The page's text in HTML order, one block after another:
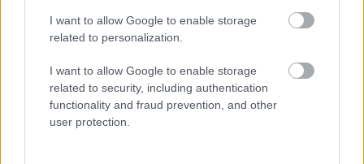
I want to allow Google to enable storage
related to personalization.
I want to allow Google to enable storage
related to security, including authentication
functionality and fraud prevention, and other
user protection.
https://kulturpart.hu/api/trackback/id/7946140
Kommentek:
A hozzászólások a vonatkozó jogszabályok
értelmében felhasználói tartalomnak
minősülnek, értük a